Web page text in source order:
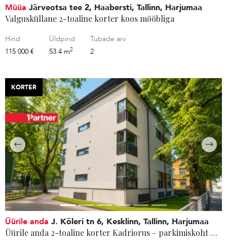
Müüa Järveotsa tee 2, Haabersti, Tallinn, Harjumaa
Valgusküllane 2-toaline korter koos mööbliga
Hind
115 000 €
Üldpind
53.4 m2
Tubade arv
2
KORTER
Üürile anda J. Köleri tn 6, Kesklinn, Tallinn, Harjumaa
Üürile anda 2-toaline korter Kadriorus – parkimiskoht hoovis